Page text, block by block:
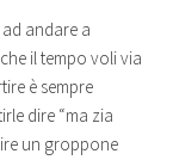
andare a
il tempo voli via
è sempre
dire “ma zia
un groppone